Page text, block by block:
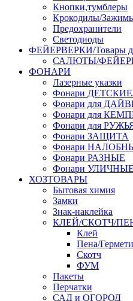
Кнопки,тумблеры
Крокодилы/
Предохранители
Светодиоды
ФЕЙЕРВЕРКИ/Товары
САЛЮТЫ/
ФОНАРИ
Лазерные указки
Фонари
Фонари для
Фонари для
Фонари для
Фонари ЗАЩИТА
Фонари
Фонари РАЗНЫЕ
Фонари УЛИЧНЫЕ
ХОЗТОВАРЫ
Бытовая химия
Замки
Знак-наклейка
КЛЕЙ/СКОТЧ/
Клей
Пена/
Скотч
ФУМ
Пакеты
Перчатки
САД и ОГОРОД